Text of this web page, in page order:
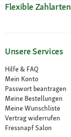
Flexible Zahlarten
Unsere Services
Hilfe & FAQ
Mein Konto
Passwort beantragen
Meine Bestellungen
Meine Wunschliste
Vertrag widerrufen
Fressnapf Salon